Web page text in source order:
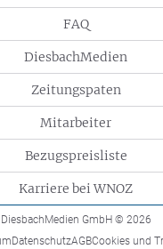
FAQ
DiesbachMedien
Zeitungspaten
Mitarbeiter
Bezugspreisliste
Karriere bei WNOZ
DiesbachMedien GmbH © 2026
DatenschutzAGBCookies und